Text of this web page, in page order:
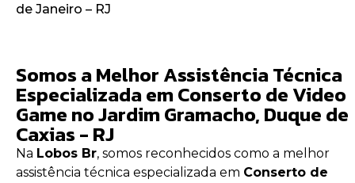
de Janeiro – RJ
Somos a Melhor Assistência Técnica
Especializada em Conserto de Video
Game no Jardim Gramacho, Duque de
Caxias - RJ
Na Lobos Br, somos reconhecidos como a melhor
assistência técnica especializada em Conserto de